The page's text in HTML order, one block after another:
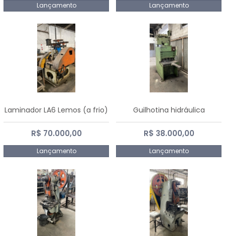
Lançamento Lançamento
Laminador LA6 Lemos (a frio)
R$ 70.000,00
Lançamento
Guilhotina hidráulica
R$ 38.000,00
Lançamento